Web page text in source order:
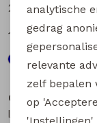
11,24
14,99
City Life
analytische
gedrag
relevante
zelf bepalen
op